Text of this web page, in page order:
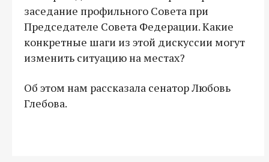
заседание профильного Совета при
Председателе Совета Федерации. Какие
конкретные шаги из этой дискуссии могут
изменить ситуацию на местах?
Об этом нам рассказала сенатор Любовь
Глебова.